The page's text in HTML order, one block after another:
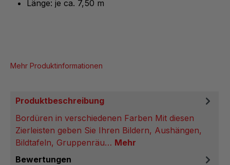
Länge: je ca. 7,50 m
Mehr Produktinformationen
Produktbeschreibung
Bordüren in verschiedenen Farben Mit diesen
Zierleisten geben Sie Ihren Bildern, Aushängen,
Bildtafeln, Gruppenräu… Mehr
Bewertungen